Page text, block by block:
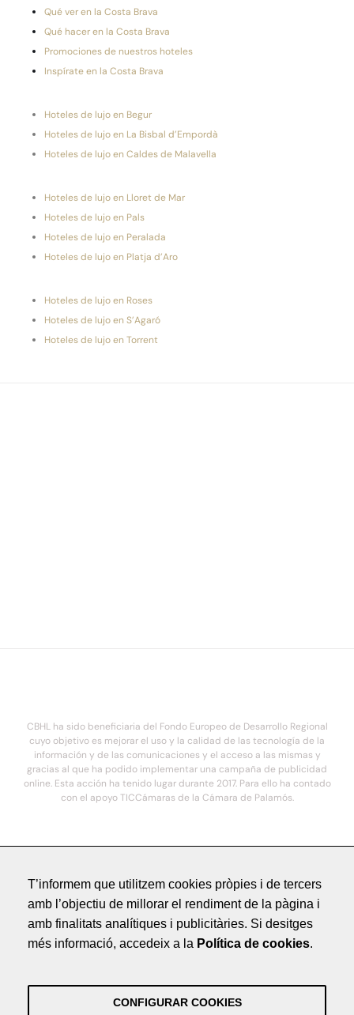
Qué ver en la Costa Brava
Qué hacer en la Costa Brava
Promociones de nuestros hoteles
Inspírate en la Costa Brava
Hoteles de lujo en Begur
Hoteles de lujo en La Bisbal d’Empordà
Hoteles de lujo en Caldes de Malavella
Hoteles de lujo en Lloret de Mar
Hoteles de lujo en Pals
Hoteles de lujo en Peralada
Hoteles de lujo en Platja d’Aro
Hoteles de lujo en Roses
Hoteles de lujo en S’Agaró
Hoteles de lujo en Torrent
CBHL ha sido beneficiaria del Fondo Europeo de Desarrollo Regional
cuyo objetivo es mejorar el uso y la calidad de las tecnología de la
información y de las comunicaciones y el acceso a las mismas y
gracias al que ha podido implementar una campaña de publicidad
online. Esta acción ha tenido lugar durante 2017. Para ello ha contado
con el apoyo TICCámaras de la Cámara de Palamós.
Política de Privacitat
Política de Privacitat
T’informem que utilitzem cookies pròpies i de tercers
amb l’objectiu de millorar el rendiment de la pàgina i
amb finalitats analítiques i publicitàries. Si desitges
més informació, accedeix a la Política de cookies.
CONFIGURAR COOKIES